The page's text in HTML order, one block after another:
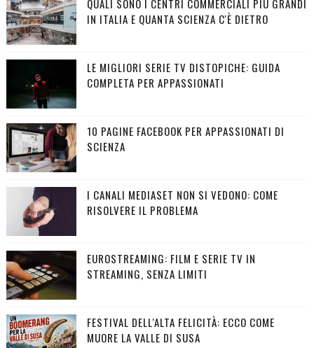
QUALI SONO I CENTRI COMMERCIALI PIÙ GRANDI
IN ITALIA E QUANTA SCIENZA C'È DIETRO
LE MIGLIORI SERIE TV DISTOPICHE: GUIDA
COMPLETA PER APPASSIONATI
10 PAGINE FACEBOOK PER APPASSIONATI DI
SCIENZA
I CANALI MEDIASET NON SI VEDONO: COME
RISOLVERE IL PROBLEMA
EUROSTREAMING: FILM E SERIE TV IN
STREAMING, SENZA LIMITI
FESTIVAL DELL'ALTA FELICITÀ: ECCO COME
MUORE LA VALLE DI SUSA